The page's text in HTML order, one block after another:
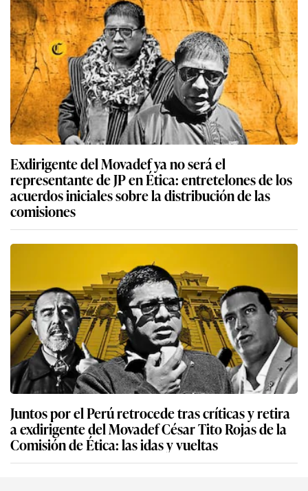
Exdirigente del Movadef ya no será el
representante de JP en Ética: entretelones de los
acuerdos iniciales sobre la distribución de las
comisiones
Juntos por el Perú retrocede tras críticas y retira
a exdirigente del Movadef César Tito Rojas de la
Comisión de Ética: las idas y vueltas